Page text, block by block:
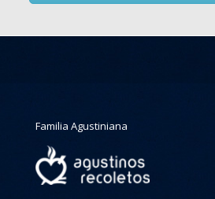
Familia Agustiniana